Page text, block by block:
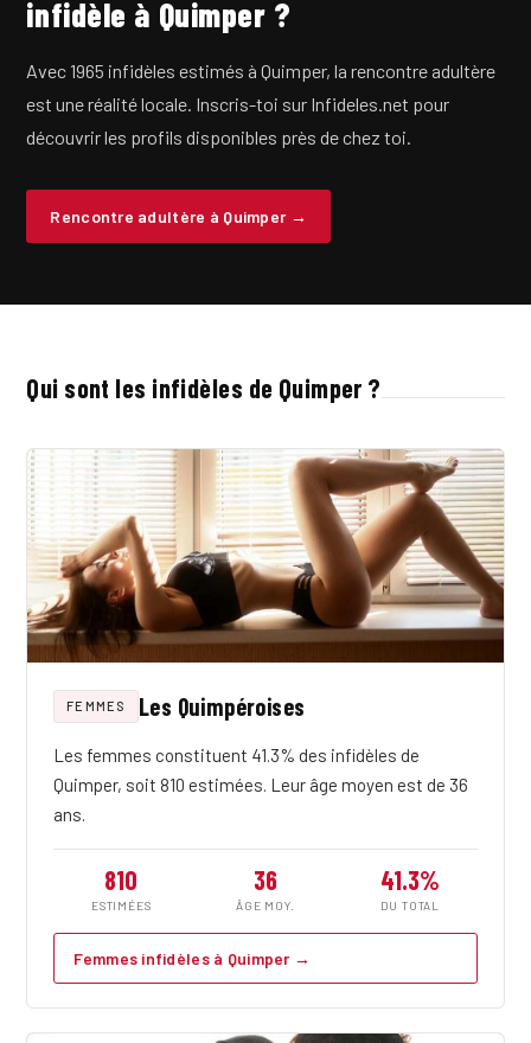
infidèle à Quimper ?
Avec 1965 infidèles estimés à Quimper, la rencontre adultère
est une réalité locale. Inscris-toi sur Infideles.net pour
découvrir les profils disponibles près de chez toi.
Rencontre adultère à Quimper →
Qui sont les infidèles de Quimper ?
FEMMES Les Quimpéroises
Les femmes constituent 41.3% des infidèles de
Quimper, soit 810 estimées. Leur âge moyen est de 36
ans.
810
ESTIMÉES
36
ÂGE MOY.
41.3%
DU TOTAL
Femmes infidèles à Quimper →